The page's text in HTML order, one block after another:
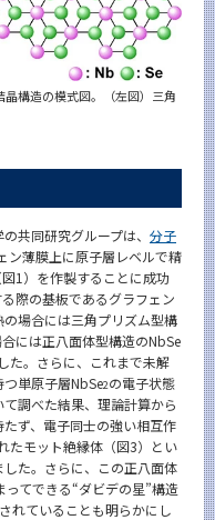
構造の模式図。（左図）三角
共同研究グループは、 分子
ン薄膜上に原子層レベルで精
図1）を作製することに成功
際の基板であるグラフェン
場合には三角プリズム型構
には正八面体型構造のNbSe
た。さらに、これまで未解
単原子層NbSe2の電子状態
て調べた結果、理論計算から
ず、電子同士の強い相互作
たモット絶縁体（図3）とい
た。さらに、この正八面体
てできる“ダビデの星”構造
れていることも明らかにし